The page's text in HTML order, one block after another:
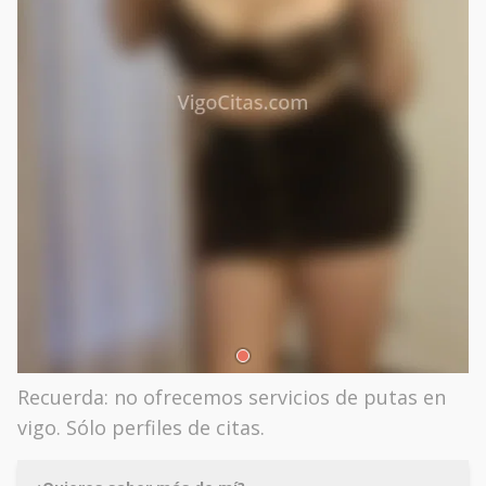
Recuerda: no ofrecemos servicios de putas en
vigo. Sólo perfiles de citas.